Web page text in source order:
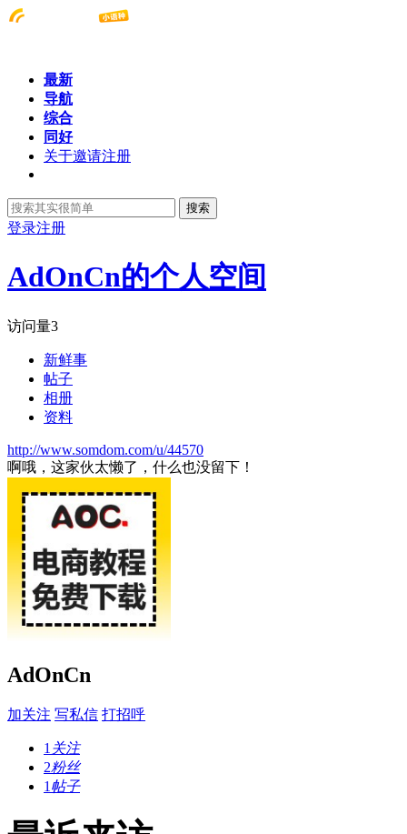
最新
导航
综合
同好
关于邀请注册
搜索
登录注册
AdOnCn的个人空间
访问量3
新鲜事
帖子
相册
资料
http://www.somdom.com/u/44570
啊哦，这家伙太懒了，什么也没留下！
AdOnCn
加关注 写私信 打招呼
1 关注
2粉丝
1 帖子